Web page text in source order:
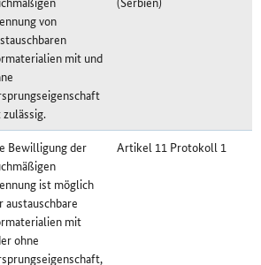
von
mit und
zulässig.
Bewilligung der
ist möglich
austauschbare
mit
ohne
Artikel 11 Protokoll 1